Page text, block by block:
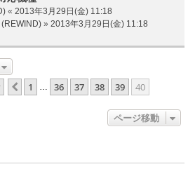
« 2013年3月29日(金) 11:18
» 2013年3月29日(金) 11:18
ページ40 ／ 40
１つ前へ
1 36 37 38 39 40
ページ移動